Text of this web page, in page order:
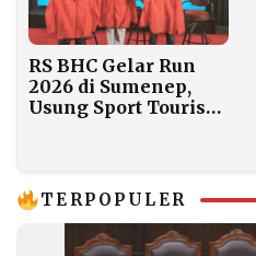
RS BHC Gelar Run
2026 di Sumenep,
Usung Sport Tourism
TERPOPULER